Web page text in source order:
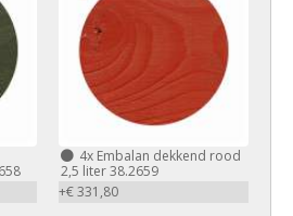
4xEmbalan dekkend rood
2,5 liter 38.2659
+€ 331,80